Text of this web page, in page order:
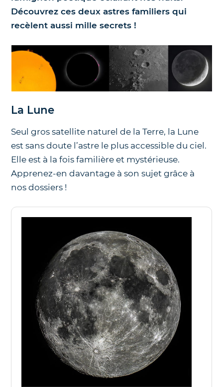
Découvrez ces deux astres familiers qui
recèlent aussi mille secrets !
La Lune
Seul gros satellite naturel de la Terre, la Lune
est sans doute l’astre le plus accessible du ciel.
Elle est à la fois familière et mystérieuse.
Apprenez-en davantage à son sujet grâce à
nos dossiers !